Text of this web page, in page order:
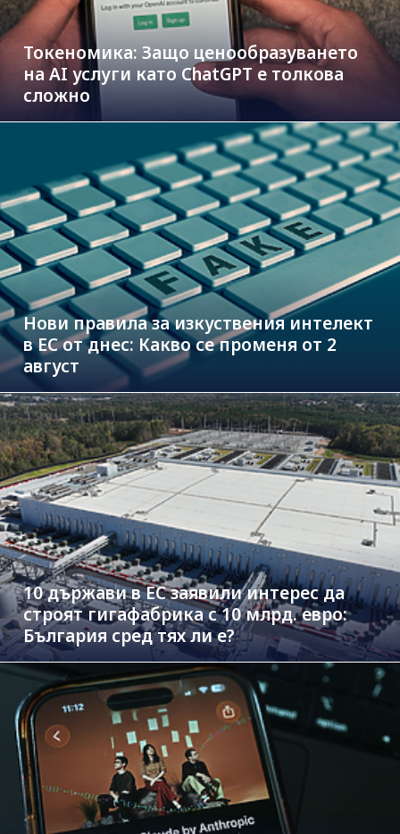
Токеномика: Защо ценообразуването
на AI услуги като ChatGPT е толкова
сложно
Нови правила за изкуствения интелект
в ЕС от днес: Какво се променя от 2
август
10 държави в ЕС заявили интерес да
строят гигафабрика с 10 млрд. евро:
България сред тях ли е?